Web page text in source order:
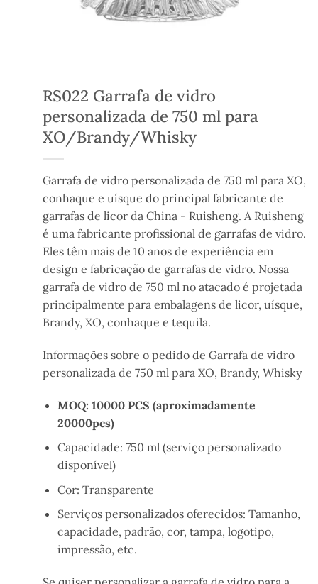
RS022 Garrafa de vidro
personalizada de 750 ml para
XO/Brandy/Whisky
Garrafa de vidro personalizada de 750 ml para XO,
conhaque e uísque do principal fabricante de
garrafas de licor da China - Ruisheng. A Ruisheng
é uma fabricante profissional de garrafas de vidro.
Eles têm mais de 10 anos de experiência em
design e fabricação de garrafas de vidro. Nossa
garrafa de vidro de 750 ml no atacado é projetada
principalmente para embalagens de licor, uísque,
Brandy, XO, conhaque e tequila.
Informações sobre o pedido de Garrafa de vidro
personalizada de 750 ml para XO, Brandy, Whisky
MOQ: 10000 PCS (aproximadamente
20000pcs)
Capacidade: 750 ml (serviço personalizado
disponível)
Cor: Transparente
Serviços personalizados oferecidos: Tamanho,
capacidade, padrão, cor, tampa, logotipo,
impressão, etc.